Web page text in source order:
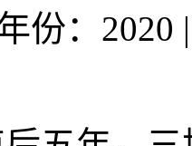
份：2020 |